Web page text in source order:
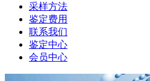
采样方法
鉴定费用
联系我们
鉴定中心
会员中心